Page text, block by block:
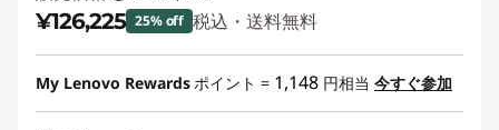
¥126,225 25% off 税込・送料無料
特別割引 :-¥42,075
My Lenovo Rewardsポイント = 1,148 円相当 今すぐ参加